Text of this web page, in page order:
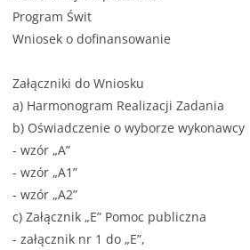
Program Świt
Wniosek o dofinansowanie
Załączniki do Wniosku
a) Harmonogram Realizacji Zadania
b) Oświadczenie o wyborze wykonawcy
- wzór „A”
- wzór „A1”
- wzór „A2”
c) Załącznik „E” Pomoc publiczna
- załącznik nr 1 do „E”,